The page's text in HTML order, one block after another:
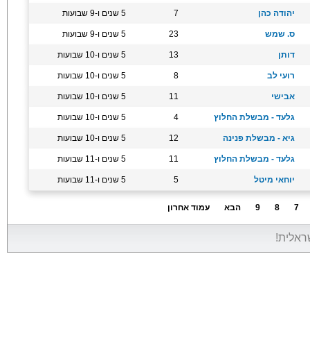
יהודה כהן 7 5 שנים ו-9 שבועות
ס. שמש 23 5 שנים ו-9 שבועות
דותן 13 5 שנים ו-10 שבועות
רועי לב 8 5 שנים ו-10 שבועות
אבישי 11 5 שנים ו-10 שבועות
גלעד - מבשלת החלוץ 4 5 שנים ו-10 שבועות
גיא - מבשלת פנינה 12 5 שנים ו-10 שבועות
גלעד - מבשלת החלוץ 11 5 שנים ו-11 שבועות
יוחאי מיטל 5 5 שנים ו-11 שבועות
7
8
9 הבא עמוד אחרון